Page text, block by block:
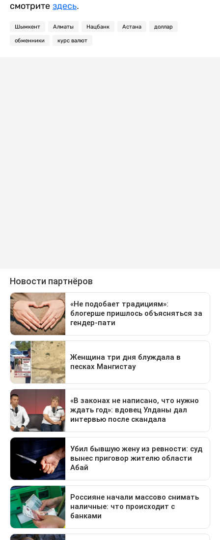
смотрите здесь.
Шымкент Алматы Нацбанк Астана доллар
обменники курс валют